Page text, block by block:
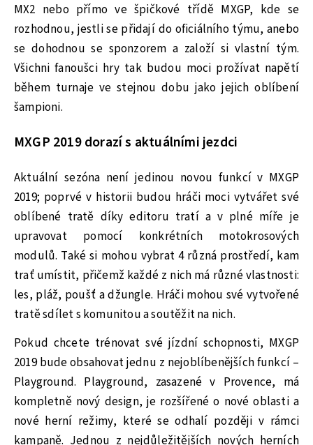
MX2 nebo přímo ve špičkové třídě MXGP, kde se
rozhodnou, jestli se přidají do oficiálního týmu, anebo
se dohodnou se sponzorem a založí si vlastní tým.
Všichni fanoušci hry tak budou moci prožívat napětí
během turnaje ve stejnou dobu jako jejich oblíbení
šampioni.
MXGP 2019 dorazí s aktuálními jezdci
Aktuální sezóna není jedinou novou funkcí v MXGP
2019; poprvé v historii budou hráči moci vytvářet své
oblíbené tratě díky editoru tratí a v plné míře je
upravovat pomocí konkrétních motokrosových
modulů. Také si mohou vybrat 4 různá prostředí, kam
trať umístit, přičemž každé z nich má různé vlastnosti:
les, pláž, poušť a džungle. Hráči mohou své vytvořené
tratě sdílet s komunitou a soutěžit na nich.
Pokud chcete trénovat své jízdní schopnosti, MXGP
2019 bude obsahovat jednu z nejoblíbenějších funkcí –
Playground. Playground, zasazené v Provence, má
kompletně nový design, je rozšířené o nové oblasti a
nové herní režimy, které se odhalí později v rámci
kampaně. Jednou z nejdůležitějších nových herních